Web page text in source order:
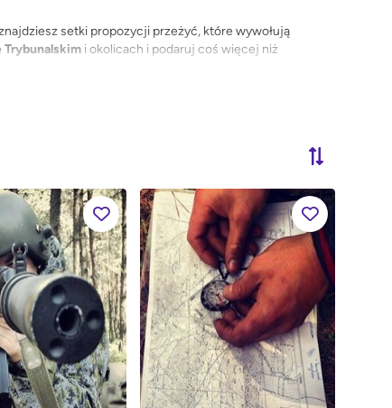
setki propozycji przeżyć, które wywołują
i okolicach i podaruj coś więcej niż